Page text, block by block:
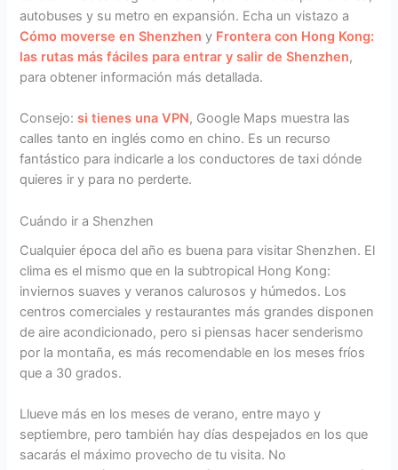
autobuses y su metro en expansión. Echa un vistazo a
Cómo moverse en Shenzhen y Frontera con Hong Kong:
las rutas más fáciles para entrar y salir de Shenzhen,
para obtener información más detallada.
Consejo:si tienes una VPN, Google Maps muestra las
calles tanto en inglés como en chino. Es un recurso
fantástico para indicarle a los conductores de taxi dónde
quieres ir y para no perderte.
Cuándo ir a Shenzhen
Cualquier época del año es buena para visitar Shenzhen. El
clima es el mismo que en la subtropical Hong Kong:
inviernos suaves y veranos calurosos y húmedos. Los
centros comerciales y restaurantes más grandes disponen
de aire acondicionado, pero si piensas hacer senderismo
por la montaña, es más recomendable en los meses fríos
que a 30 grados.
Llueve más en los meses de verano, entre mayo y
septiembre, pero también hay días despejados en los que
sacarás el máximo provecho de tu visita. No